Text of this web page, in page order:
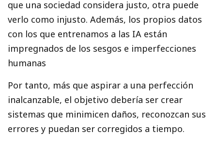
que una sociedad considera justo, otra puede
verlo como injusto. Además, los propios datos
con los que entrenamos a las IA están
impregnados de los sesgos e imperfecciones
humanas
Por tanto, más que aspirar a una perfección
inalcanzable, el objetivo debería ser crear
sistemas que minimicen daños, reconozcan sus
errores y puedan ser corregidos a tiempo.